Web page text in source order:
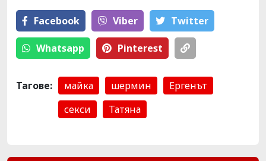
Facebook Viber Тwitter
Whatsapp Pinterest
Тагове: майка шермин
Ергенът
секси
Татяна